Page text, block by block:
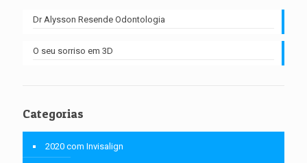
Dr Alysson Resende Odontologia
O seu sorriso em 3D
Categorias
2020 com Invisalign